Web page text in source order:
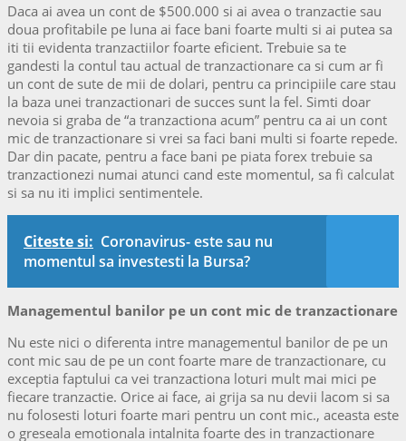
Daca ai avea un cont de $500.000 si ai avea o tranzactie sau
doua profitabile pe luna ai face bani foarte multi si ai putea sa
iti tii evidenta tranzactiilor foarte eficient. Trebuie sa te
gandesti la contul tau actual de tranzactionare ca si cum ar fi
un cont de sute de mii de dolari, pentru ca principiile care stau
la baza unei tranzactionari de succes sunt la fel. Simti doar
nevoia si graba de “a tranzactiona acum” pentru ca ai un cont
mic de tranzactionare si vrei sa faci bani multi si foarte repede.
Dar din pacate, pentru a face bani pe piata forex trebuie sa
tranzactionezi numai atunci cand este momentul, sa fi calculat
si sa nu iti implici sentimentele.
Citeste si: Coronavirus- este sau nu
momentul sa investesti la Bursa?
Managementul banilor pe un cont mic de tranzactionare
Nu este nici o diferenta intre managementul banilor de pe un
cont mic sau de pe un cont foarte mare de tranzactionare, cu
exceptia faptului ca vei tranzactiona loturi mult mai mici pe
fiecare tranzactie. Orice ai face, ai grija sa nu devii lacom si sa
nu folosesti loturi foarte mari pentru un cont mic., aceasta este
o greseala emotionala intalnita foarte des in tranzactionare